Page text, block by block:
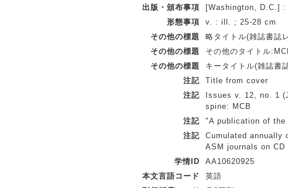
出版・頒布事項
[Washington, D.C.]
形態事項
v. : ill. ; 25-28 cm
その他の標題
略タイトル(雑誌書
その他の標題
その他のタイトル
その他の標題
キータイトル(雑誌
注記
Title from cover
注記
Issues v. 12, no. 1
spine: MCB
注記
"A publication of the
注記
Cumulated annually
ASM journals on CD
学情ID
AA10620925
本文言語コード
英語